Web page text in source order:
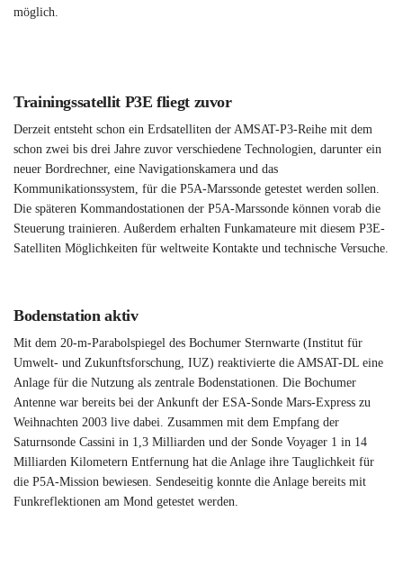
möglich.
Trainingssatellit P3E fliegt zuvor
Derzeit entsteht schon ein Erdsatelliten der AMSAT-P3-Reihe mit dem
schon zwei bis drei Jahre zuvor verschiedene Technologien, darunter ein
neuer Bordrechner, eine Navigationskamera und das
Kommunikationssystem, für die P5A-Marssonde getestet werden sollen.
Die späteren Kommandostationen der P5A-Marssonde können vorab die
Steuerung trainieren. Außerdem erhalten Funkamateure mit diesem P3E-
Satelliten Möglichkeiten für weltweite Kontakte und technische Versuche.
Bodenstation aktiv
Mit dem 20-m-Parabolspiegel des Bochumer Sternwarte (Institut für
Umwelt- und Zukunftsforschung, IUZ) reaktivierte die AMSAT-DL eine
Anlage für die Nutzung als zentrale Bodenstationen. Die Bochumer
Antenne war bereits bei der Ankunft der ESA-Sonde Mars-Express zu
Weihnachten 2003 live dabei. Zusammen mit dem Empfang der
Saturnsonde Cassini in 1,3 Milliarden und der Sonde Voyager 1 in 14
Milliarden Kilometern Entfernung hat die Anlage ihre Tauglichkeit für
die P5A-Mission bewiesen. Sendeseitig konnte die Anlage bereits mit
Funkreflektionen am Mond getestet werden.